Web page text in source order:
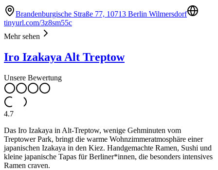
Brandenburgische Straße 77, 10713 Berlin Wilmersdorf
tinyurl.com/3z8sm55c
Mehr sehen
Iro Izakaya Alt Treptow
Unsere Bewertung
4.7
Das Iro Izakaya in Alt-Treptow, wenige Gehminuten vom
Treptower Park, bringt die warme Wohnzimmeratmosphäre einer
japanischen Izakaya in den Kiez. Handgemachte Ramen, Sushi und
kleine japanische Tapas für Berliner*innen, die besonders intensives
Ramen craven.